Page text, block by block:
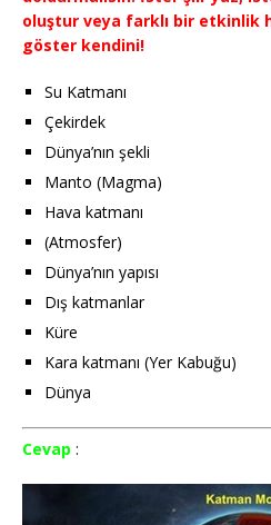
oluştur veya farklı bir etkinlik
göster kendini!
Su Katmanı
Çekirdek
Dünya’nın şekli
Manto (Magma)
Hava katmanı
(Atmosfer)
Dünya’nın yapısı
Dış katmanlar
Küre
Kara katmanı (Yer Kabuğu)
Dünya
Cevap :